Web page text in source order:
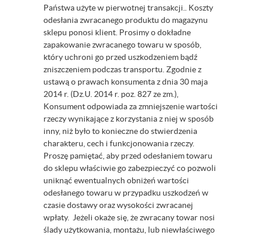
Państwa użyte w pierwotnej transakcji.. Koszty
odesłania zwracanego produktu do magazynu
sklepu ponosi klient. Prosimy o dokładne
zapakowanie zwracanego towaru w sposób,
który uchroni go przed uszkodzeniem bądź
zniszczeniem podczas transportu. Zgodnie z
ustawą o prawach konsumenta z dnia 30 maja
2014 r. (Dz.U. 2014 r. poz. 827 ze zm.),
Konsument odpowiada za zmniejszenie wartości
rzeczy wynikające z korzystania z niej w sposób
inny, niż było to konieczne do stwierdzenia
charakteru, cech i funkcjonowania rzeczy.
Proszę pamiętać, aby przed odesłaniem towaru
do sklepu właściwie go zabezpieczyć co pozwoli
uniknąć ewentualnych obniżeń wartości
odesłanego towaru w przypadku uszkodzeń w
czasie dostawy oraz wysokości zwracanej
wpłaty. Jeżeli okaże się, że zwracany towar nosi
ślady użytkowania, montażu, lub niewłaściwego